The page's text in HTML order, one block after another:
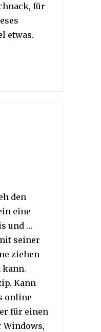
für
etwas.
den
eine
und …
seiner
ziehen
kann.
Kann
online
für einen
Windows,